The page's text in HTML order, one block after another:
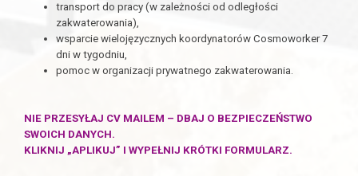
transport do pracy (w zależności od odległości
zakwaterowania),
wsparcie wielojęzycznych koordynatorów Cosmoworker 7
dni w tygodniu,
pomoc w organizacji prywatnego zakwaterowania.
NIE PRZESYŁAJ CV MAILEM – DBAJ O BEZPIECZEŃSTWO
SWOICH DANYCH.
KLIKNIJ „APLIKUJ” I WYPEŁNIJ KRÓTKI FORMULARZ.